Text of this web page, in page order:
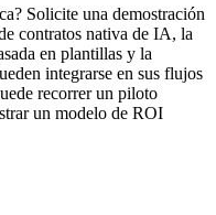
Solicite una demostración
contratos nativa de IA, la
en plantillas y la
integrarse en sus flujos
recorrer un piloto
un modelo de ROI